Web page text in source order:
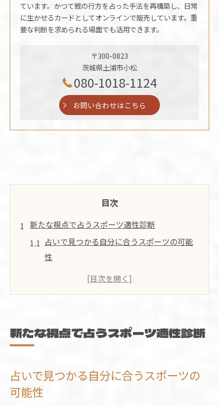
ています。かつて戦の行方を占った手法を再構築し、日常
に生かせるカードとしてオンラインで販売しています。重
要な判断を求められる場面でも活用できます。
〒300-0823
茨城県土浦市小松
080-1018-1124
お問い合わせはこちら
目次
新たな視点で占うスポーツ適性診断
占いで見つかる自分に合うスポーツの可能
性
スポーツ占い無料診断の特徴と活用ポイン
ト
由
スポーツ選びに悩むなら占いが手助け
新たな視点で占うスポーツ適性診断
占いで見つかる自分に合うスポーツの
可能性